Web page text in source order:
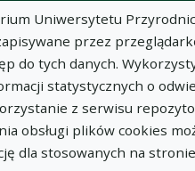
Uniwersytetu
przez
do tych danych.
statystycznych o
z serwisu
obsługi plików cookies
dla stosowanych na
Przyrodniczego w